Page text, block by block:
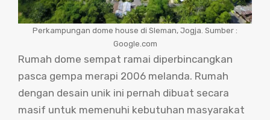
Perkampungan dome house di Sleman, Jogja. Sumber :
Google.com
Rumah dome sempat ramai diperbincangkan
pasca gempa merapi 2006 melanda. Rumah
dengan desain unik ini pernah dibuat secara
masif untuk memenuhi kebutuhan masyarakat